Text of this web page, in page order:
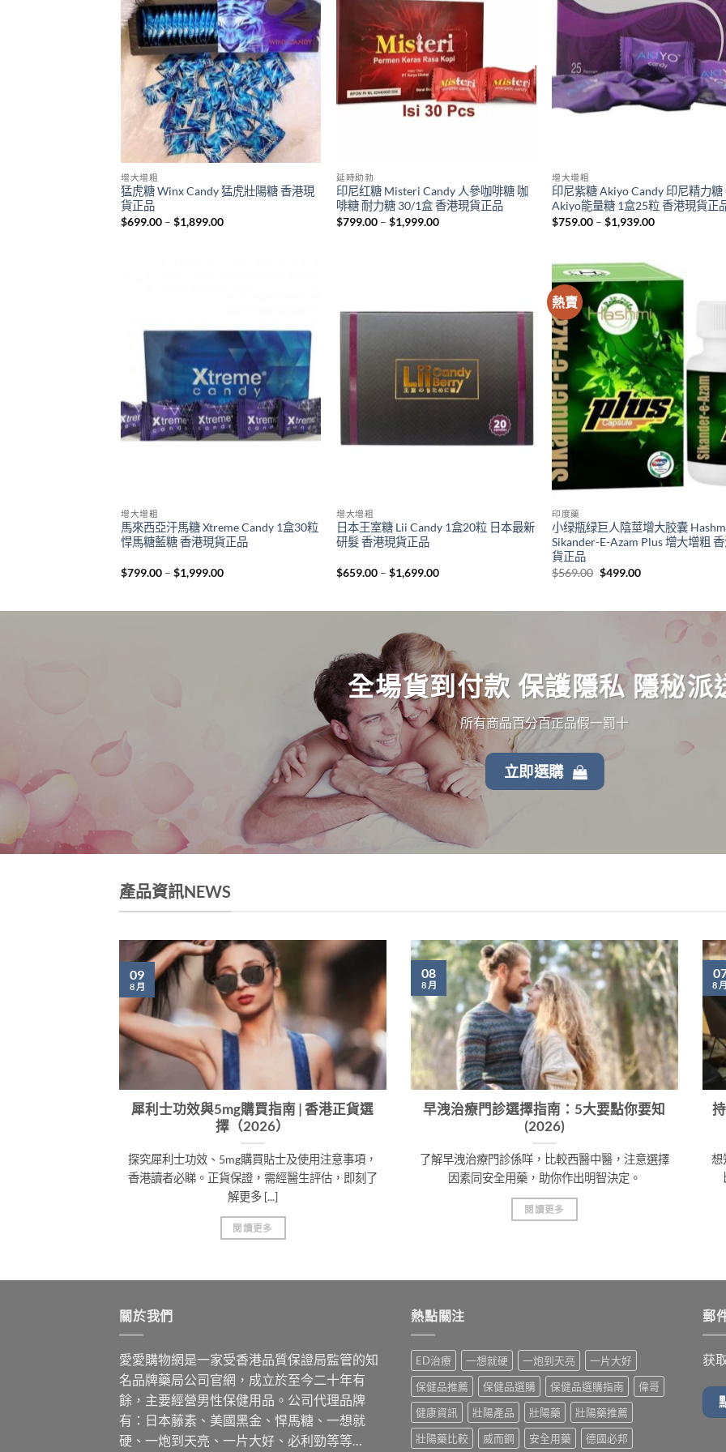
增大增粗
猛虎糖 Winx Candy 猛虎壯陽糖 香港現
貨正品
$699.00 – $1,899.00Price
延時助勃
印尼红糖 Misteri Candy 人參咖啡糖 咖
啡糖 耐力糖 30/1盒 香港現貨正品
$799.00 – $1,999.00Price
增大增粗
印尼紫糖 Akiyo Candy 印尼精力糖
Akiyo能量糖 1盒25粒 香港現貨正
$759.00 – $1,939.00Price
$1,939.00
增大增粗
馬來西亞汗馬糖 Xtreme Candy 1盒30粒
悍馬糖藍糖 香港現貨正品
$799.00 – $1,999.00Price
增大增粗
日本王室糖 Lii Candy 1盒20粒 日本最新
研髮 香港現貨正品
$659.00 – $1,699.00Price
熱賣
印度藥
小绿瓶绿巨人陰莖增大胶囊
Sikander-E-Azam Plus 增大增粗
貨正品
$569.00 Original
$499.00Current
全場貨到付款 保護隱私 隱秘派
所有商品百分百正品假一罰十
立即選購
產品資訊NEWS
犀利士功效與5mg購買指南 | 香港正貨選
擇（2026）
探究犀利士功效、5mg購買貼士及使用注意事項，
香港讀者必睇。正貨保證，需經醫生評估，即刻了
解更多 [...]
閱讀更多
09
8 月
早洩治療門診選擇指南：5大要點你要知
(2026)
了解早洩治療門診係咩，比較西醫中醫，注意選擇
因素同安全用藥，助你作出明智決定。
閱讀更多
08
8 月
想
8
關於我們
愛愛購物網是一家受香港品質保證局監管的知
名品牌藥局公司官網，成立於至今二十年有
餘，主要經營男性保健用品。公司代理品牌
有：日本藤素、美國黑金、悍馬糖、一想就
硬、一炮到天亮、一片大好、必利勁等等…
熱點關注
ED治療 一想就硬 一炮到天亮
一片大好
保健品推薦
保健品選購 保健品選購指南
偉哥
健康資訊
壯陽產品 壯陽藥
壯陽藥推薦
壯陽藥比較
威而鋼 安全用藥 德國必邦
郵
获